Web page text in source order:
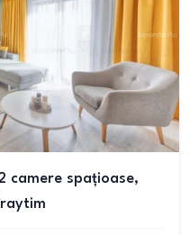
camere spațioase,